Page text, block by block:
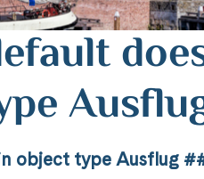
object type Ausflug